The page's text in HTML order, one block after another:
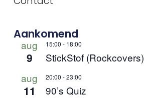
Aankomend
aug
9
15:00 - 18:00
StickStof (Rockcovers)
aug
11
20:00 -23:00
90’s Quiz